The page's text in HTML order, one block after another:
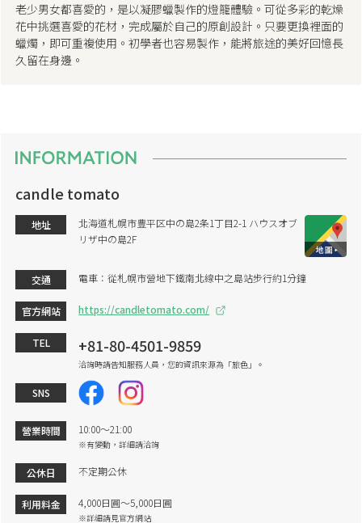
老少男女都喜愛的，是以凝膠蠟製作的燈籠體驗。可從多彩的乾燥
花中挑選喜愛的花材，完成屬於自己的原創設計。只要更換裡面的
蠟燭，即可重複使用。初學者也容易製作，能將旅途的美好回憶長
久留在身邊。
candle tomato
地址
北海道札幌市豊平区中の島2条1丁目2-1 ハウスオブ
リザ中の島2F
交通 電車：從札幌市營地下鐵南北線中之島站步行約1分鐘
官方網站 https://candletomato.com/
TEL +81-80-4501-9859
洽詢時請告知服務人員，您的資訊來源為「旅色」。
SNS
營業時間 10:00～21:00
※有變動，詳細請洽詢
公休日 不定期公休
利用料金 4,000日圓～5,000日圓
※詳細請見官方網站